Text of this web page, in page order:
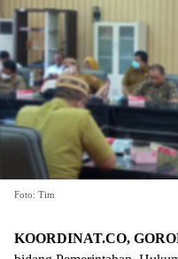
Foto: Tim
KOORDINAT.CO,